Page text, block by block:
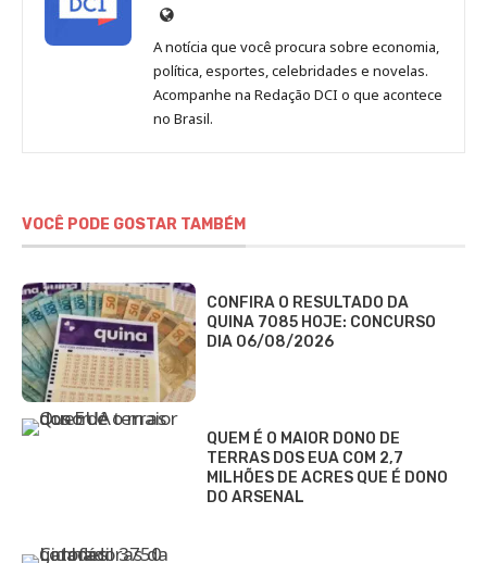
Site
de
Redação
Jornal
DCI
A notícia que você procura sobre economia,
política, esportes, celebridades e novelas.
Acompanhe na Redação DCI o que acontece
no Brasil.
VOCÊ PODE GOSTAR TAMBÉM
CONFIRA O RESULTADO DA
QUINA 7085 HOJE: CONCURSO
DIA 06/08/2026
QUEM É O MAIOR DONO DE
TERRAS DOS EUA COM 2,7
MILHÕES DE ACRES QUE É DONO
DO ARSENAL